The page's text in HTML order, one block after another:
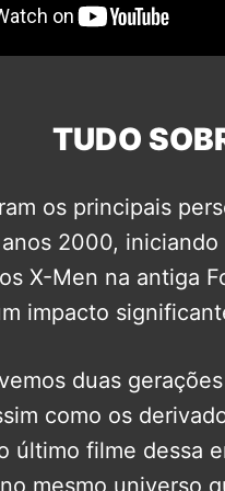
TUDO
os principais
2000,
X-Men na antiga
impacto
duas
como os
último filme dessa
mesmo universo